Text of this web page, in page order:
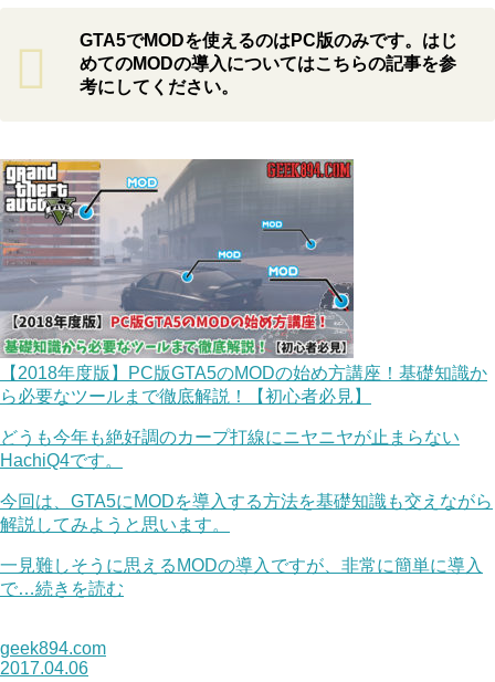
GTA5でMODを使えるのはPC版のみです。はじ
めてのMODの導入についてはこちらの記事を参
考にしてください。
【2018年度版】PC版GTA5のMODの始め方講座！基礎知識か
ら必要なツールまで徹底解説！【初心者必見】
どうも今年も絶好調のカープ打線にニヤニヤが止まらない
HachiQ4です。
今回は、GTA5にMODを導入する方法を基礎知識も交えながら
解説してみようと思います。
一見難しそうに思えるMODの導入ですが、非常に簡単に導入
で…続きを読む
geek894.com
2017.04.06